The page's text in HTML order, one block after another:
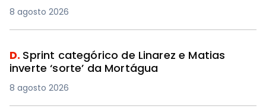
8 agosto 2026
D. Sprint categórico de Linarez e Matias
inverte ‘sorte’ da Mortágua
8 agosto 2026